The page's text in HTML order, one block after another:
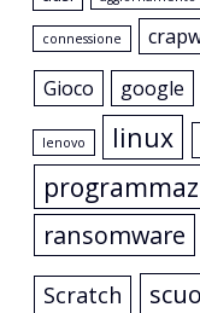
connessione
Gioco google
lenovo linux
ransomware
Scratch